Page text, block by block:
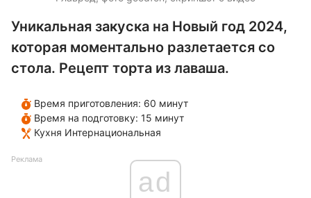
Уникальная закуска на Новый год 2024,
которая моментально разлетается со
стола. Рецепт торта из лаваша.
Время приготовления: 60 минут
Время на подготовку: 15 минут
Кухня Интернациональная
Реклама
ad